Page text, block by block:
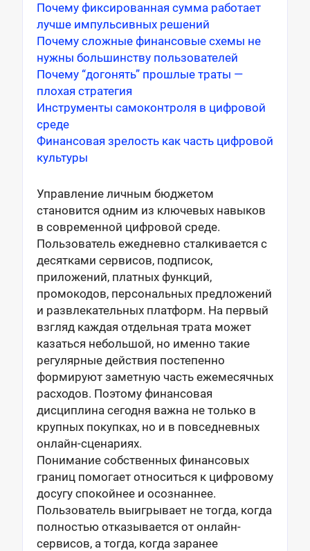
Почему фиксированная сумма работает
лучше импульсивных решений
Почему сложные финансовые схемы не
нужны большинству пользователей
Почему “догонять” прошлые траты —
плохая стратегия
Инструменты самоконтроля в цифровой
среде
Финансовая зрелость как часть цифровой
культуры
Управление личным бюджетом
становится одним из ключевых навыков
в современной цифровой среде.
Пользователь ежедневно сталкивается с
десятками сервисов, подписок,
приложений, платных функций,
промокодов, персональных предложений
и развлекательных платформ. На первый
взгляд каждая отдельная трата может
казаться небольшой, но именно такие
регулярные действия постепенно
формируют заметную часть ежемесячных
расходов. Поэтому финансовая
дисциплина сегодня важна не только в
крупных покупках, но и в повседневных
онлайн-сценариях.
Понимание собственных финансовых
границ помогает относиться к цифровому
досугу спокойнее и осознаннее.
Пользователь выигрывает не тогда, когда
полностью отказывается от онлайн-
сервисов, а тогда, когда заранее